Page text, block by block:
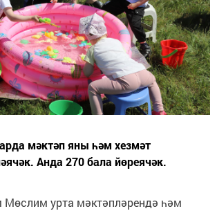
мәктәп яны һәм хезмәт
Анда 270 бала йөреячәк.
Мөслим урта мәктәпләрендә һәм